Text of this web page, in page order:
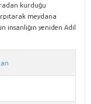
kurduğu
meydana
insanlığın yeniden Adil